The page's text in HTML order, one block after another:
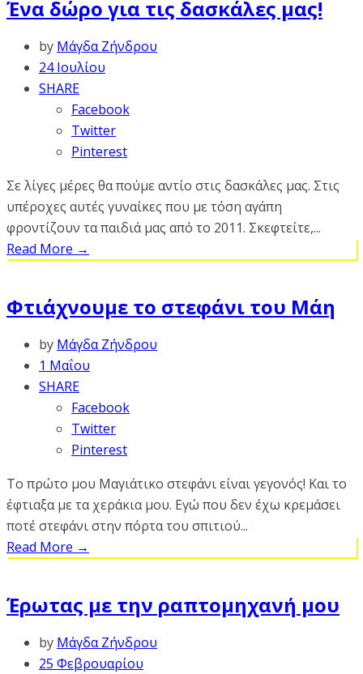
Ένα δώρο για τις δασκάλες μας!
by Μάγδα Ζήνδρου
24 Ιουλίου
SHARE
Facebook
Twitter
Pinterest
Σε λίγες μέρες θα πούμε αντίο στις δασκάλες μας. Στις
υπέροχες αυτές γυναίκες που με τόση αγάπη
φροντίζουν τα παιδιά μας από το 2011. Σκεφτείτε,...
Read More →
Φτιάχνουμε το στεφάνι του Μάη
by Μάγδα Ζήνδρου
1 Μαΐου
SHARE
Facebook
Twitter
Pinterest
Το πρώτο μου Μαγιάτικο στεφάνι είναι γεγονός! Και το
έφτιαξα με τα χεράκια μου. Εγώ που δεν έχω κρεμάσει
ποτέ στεφάνι στην πόρτα του σπιτιού...
Read More →
Έρωτας με την ραπτομηχανή μου
by Μάγδα Ζήνδρου
25 Φεβρουαρίου